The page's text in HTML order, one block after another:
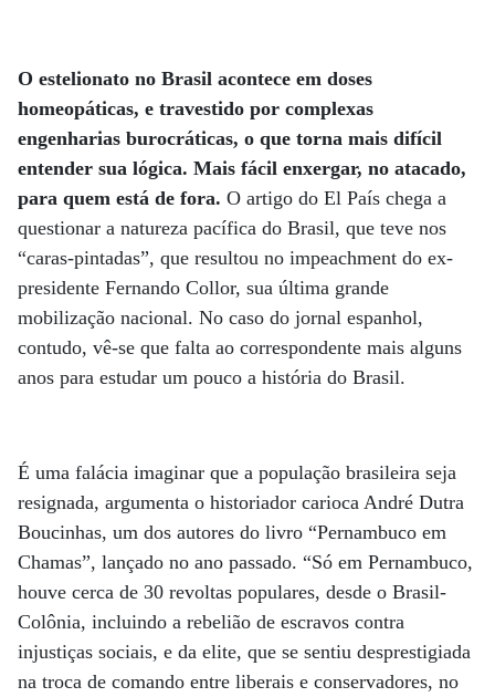
O estelionato no Brasil acontece em doses
homeopáticas, e travestido por complexas
engenharias burocráticas, o que torna mais difícil
entender sua lógica. Mais fácil enxergar, no atacado,
para quem está de fora. O artigo do El País chega a
questionar a natureza pacífica do Brasil, que teve nos
“caras-pintadas”, que resultou no impeachment do ex-
presidente Fernando Collor, sua última grande
mobilização nacional. No caso do jornal espanhol,
contudo, vê-se que falta ao correspondente mais alguns
anos para estudar um pouco a história do Brasil.
É uma falácia imaginar que a população brasileira seja
resignada, argumenta o historiador carioca André Dutra
Boucinhas, um dos autores do livro “Pernambuco em
Chamas”, lançado no ano passado. “Só em Pernambuco,
houve cerca de 30 revoltas populares, desde o Brasil-
Colônia, incluindo a rebelião de escravos contra
injustiças sociais, e da elite, que se sentiu desprestigiada
na troca de comando entre liberais e conservadores, no